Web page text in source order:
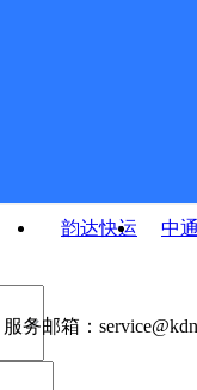
韵达快运
中
服务邮箱：